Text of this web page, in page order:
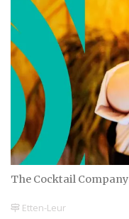
The Cocktail Company
Etten-Leur